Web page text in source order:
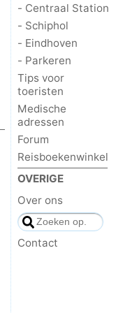
- Centraal Station
- Schiphol
- Eindhoven
- Parkeren
Tips voor
toeristen
Medische
adressen
Forum
Reisboekenwinkel
OVERIGE
Over ons
Contact